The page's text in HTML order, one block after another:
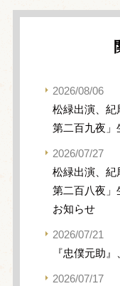
2026/08/06
松緑出演、紀
第二百九夜」
2026/07/27
松緑出演、紀
第二百八夜」
お知らせ
2026/07/21
『忠僕元助
2026/07/17